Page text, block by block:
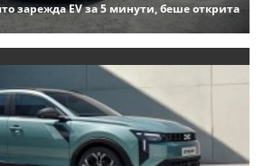
зарежда EV за 5 минути, беше открита